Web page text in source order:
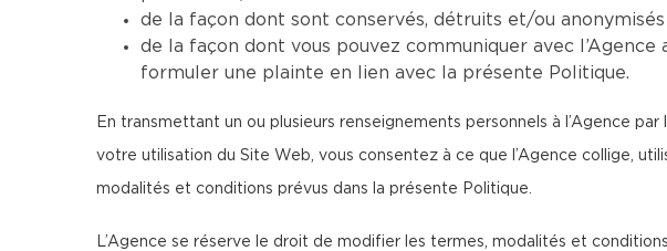
de la façon dont sont conservés, détruits et/ou
de la façon dont vous pouvez communiquer avec
formuler une plainte en lien avec la présente Politique.
En transmettant un ou plusieurs renseignements personnels à l’Agence
votre utilisation du Site Web, vous consentez à ce que l’Agence collige,
modalités et conditions prévus dans la présente Politique.
L’Agence se réserve le droit de modifier les termes, modalités et